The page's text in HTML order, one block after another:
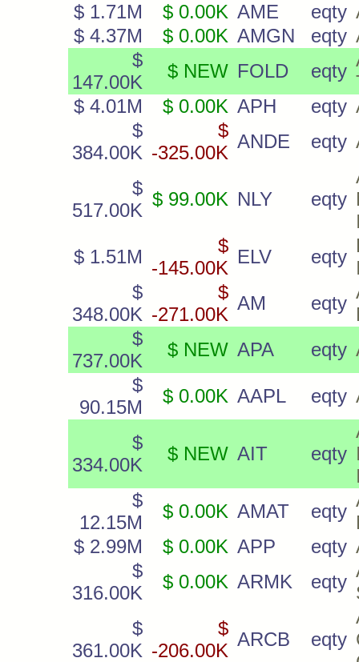
$ 1.71M
$ 0.00K AME eqty
$ 4.37M
$ 0.00K AMGN eqty
$
147.00K
$ NEW FOLD eqty
$ 4.01M
$ 0.00K APH eqty
$
384.00K
$
-325.00K
ANDE eqty
$
517.00K
$ 99.00K NLY eqty
$ 1.51M
$
-145.00K
ELV eqty
$
348.00K
$
-271.00K
AM eqty
$
737.00K
$ NEW APA eqty
$
90.15M
$ 0.00K AAPL eqty
$
334.00K
$ NEW AIT eqty
$
12.15M
$ 0.00K AMAT eqty
$ 2.99M
$ 0.00K APP eqty
$
316.00K
$ 0.00K ARMK eqty
$
361.00K
$
-206.00K
ARCB eqty